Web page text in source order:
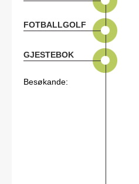
FOTBALLGOLF
GJESTEBOK
Besøkande: